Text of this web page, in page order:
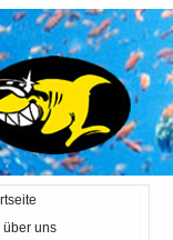
über uns